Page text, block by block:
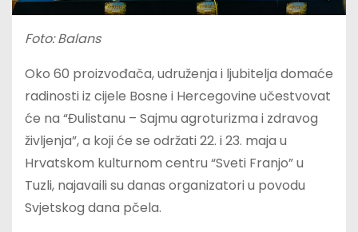
Foto: Balans
Oko 60 proizvođača, udruženja i ljubitelja domaće
radinosti iz cijele Bosne i Hercegovine učestvovat
će na “Đulistanu – Sajmu agroturizma i zdravog
življenja”, a koji će se održati 22. i 23. maja u
Hrvatskom kulturnom centru “Sveti Franjo” u
Tuzli, najavaili su danas organizatori u povodu
Svjetskog dana pčela.